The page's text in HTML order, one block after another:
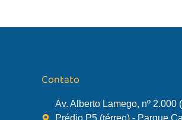
Contato
Av. Alberto Lamego, nº 2.000
Prédio P5 (térreo) - Parque